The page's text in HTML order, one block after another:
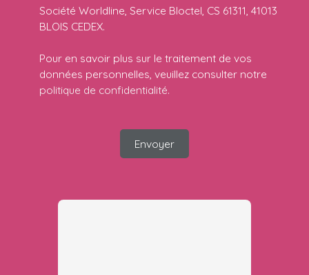
Société Worldline, Service Bloctel, CS 61311, 41013
BLOIS CEDEX.
Pour en savoir plus sur le traitement de vos
données personnelles, veuillez consulter notre
politique de confidentialité.
Envoyer